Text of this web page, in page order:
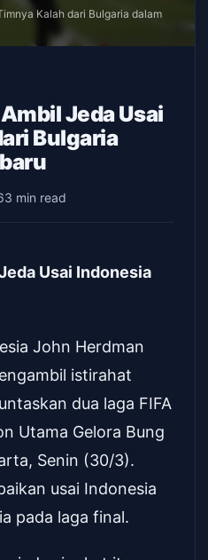
Kalah dari Bulgaria dalam
Jeda Usai
Bulgaria
3 min read
Usai Indonesia
John Herdman
istirahat
dua laga FIFA
Utama Gelora Bung
Senin (30/3).
usai Indonesia
pada laga final.